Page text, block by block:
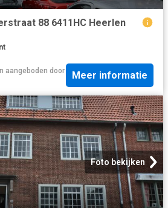
88 6411HC Heerlen
aangeboden door
Meer informatie
Foto bekijken